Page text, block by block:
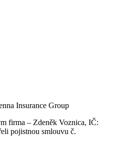
Insurance Group
firma – Zdeněk Voznica, IČ:
pojistnou smlouvu č.